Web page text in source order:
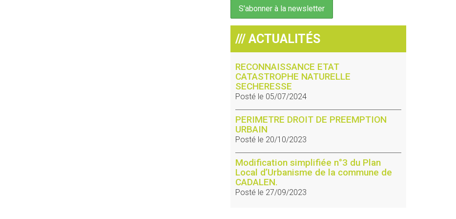
/// ACTUALITÉS
RECONNAISSANCE ETAT
CATASTROPHE NATURELLE
SECHERESSE
Posté le 05/07/2024
PERIMETRE DROIT DE PREEMPTION
URBAIN
Posté le 20/10/2023
Modification simplifiée n°3 du Plan
Local d’Urbanisme de la commune de
CADALEN.
Posté le 27/09/2023